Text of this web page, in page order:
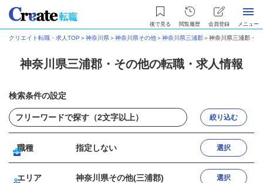
後で見る 閲覧履歴 会員登録 メニュー
クリエイト転職・求人TOP ＞神奈川県＞神奈川県その他＞神奈川県三浦郡＞神奈川県三浦郡・
神奈川県三浦郡・その他の転職・求人情報
検索条件の設定
絞り込む
職種 指定しない 選択
エリア 神奈川県その他(三浦郡) 選択